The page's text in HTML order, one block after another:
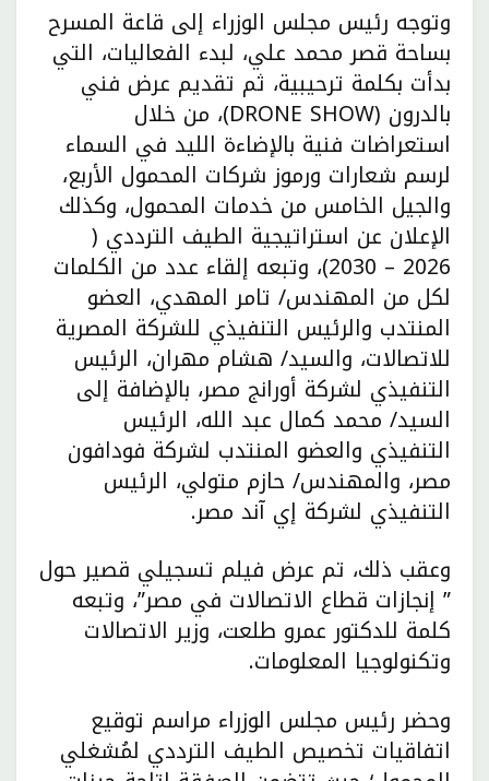
وتوجه رئيس مجلس الوزراء إلى قاعة المسرح
بساحة قصر محمد علي، لبدء الفعاليات، التي
بدأت بكلمة ترحيبية، ثم تقديم عرض فني
بالدرون (DRONE SHOW)، من خلال
استعراضات فنية بالإضاءة الليد في السماء
لرسم شعارات ورموز شركات المحمول الأربع،
والجيل الخامس من خدمات المحمول، وكذلك
الإعلان عن استراتيجية الطيف الترددي (
2026 – 2030)، وتبعه إلقاء عدد من الكلمات
لكل من المهندس/ تامر المهدي، العضو
المنتدب والرئيس التنفيذي للشركة المصرية
للاتصالات، والسيد/ هشام مهران، الرئيس
التنفيذي لشركة أورانج مصر، بالإضافة إلى
السيد/ محمد كمال عبد الله، الرئيس
التنفيذي والعضو المنتدب لشركة فودافون
مصر، والمهندس/ حازم متولي، الرئيس
التنفيذي لشركة إي آند مصر.
وعقب ذلك، تم عرض فيلم تسجيلي قصير حول
” إنجازات قطاع الاتصالات في مصر”، وتبعه
كلمة للدكتور عمرو طلعت، وزير الاتصالات
وتكنولوجيا المعلومات.
وحضر رئيس مجلس الوزراء مراسم توقيع
اتفاقيات تخصيص الطيف الترددي لمُشغلي